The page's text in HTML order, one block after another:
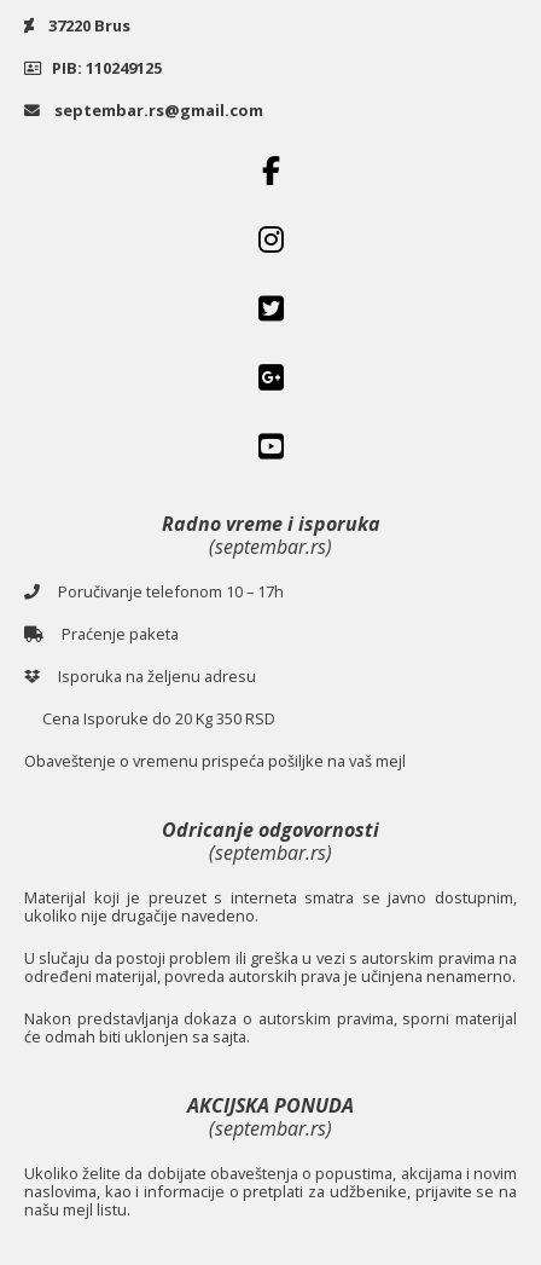
37220 Brus
PIB: 110249125
septembar.rs@gmail.com
Radno vreme i isporuka
(septembar.rs)
Poručivanje telefonom 10 – 17h
Praćenje paketa
Isporuka na željenu adresu
Cena Isporuke do 20 Kg 350 RSD
Obaveštenje o vremenu prispeća pošiljke na vaš mejl
Odricanje odgovornosti
(septembar.rs)
Materijal koji je preuzet s interneta smatra se javno dostupnim,
ukoliko nije drugačije navedeno.
U slučaju da postoji problem ili greška u vezi s autorskim pravima na
određeni materijal, povreda autorskih prava je učinjena nenamerno.
Nakon predstavljanja dokaza o autorskim pravima, sporni materijal
će odmah biti uklonjen sa sajta.
AKCIJSKA PONUDA
(septembar.rs)
Ukoliko želite da dobijate obaveštenja o popustima, akcijama i novim
naslovima, kao i informacije o pretplati za udžbenike, prijavite se na
našu mejl listu.